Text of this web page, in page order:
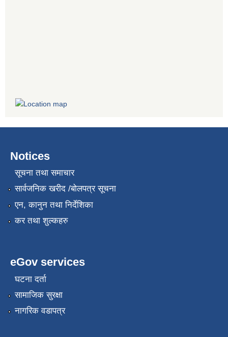
Notices
सूचना तथा समाचार
सार्वजनिक खरीद /बोलपत्र सूचना
एन, कानुन तथा निर्देशिका
कर तथा शुल्कहरु
eGov services
घटना दर्ता
सामाजिक सुरक्षा
नागरिक वडापत्र